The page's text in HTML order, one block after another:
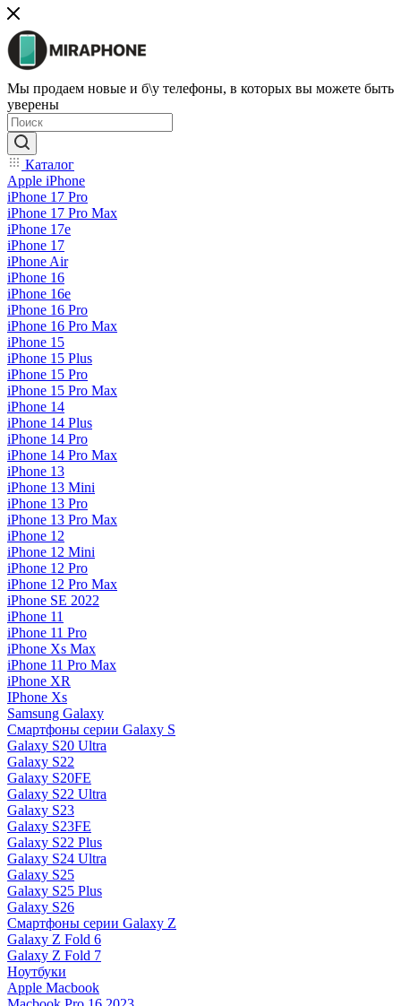
Мы продаем новые и б\у телефоны, в которых вы можете быть
уверены
Каталог
Apple iPhone
iPhone 17 Pro
iPhone 17 Pro Max
iPhone 17e
iPhone 17
iPhone Air
iPhone 16
iPhone 16e
iPhone 16 Pro
iPhone 16 Pro Max
iPhone 15
iPhone 15 Plus
iPhone 15 Pro
iPhone 15 Pro Max
iPhone 14
iPhone 14 Plus
iPhone 14 Pro
iPhone 14 Pro Max
iPhone 13
iPhone 13 Mini
iPhone 13 Pro
iPhone 13 Pro Max
iPhone 12
iPhone 12 Mini
iPhone 12 Pro
iPhone 12 Pro Max
iPhone SE 2022
iPhone 11
iPhone 11 Pro
iPhone Xs Max
iPhone 11 Pro Max
iPhone XR
IPhone Xs
Samsung Galaxy
Смартфоны серии Galaxy S
Galaxy S20 Ultra
Galaxy S22
Galaxy S20FE
Galaxy S22 Ultra
Galaxy S23
Galaxy S23FE
Galaxy S22 Plus
Galaxy S24 Ultra
Galaxy S25
Galaxy S25 Plus
Galaxy S26
Смартфоны серии Galaxy Z
Galaxy Z Fold 6
Galaxy Z Fold 7
Ноутбуки
Apple Macbook